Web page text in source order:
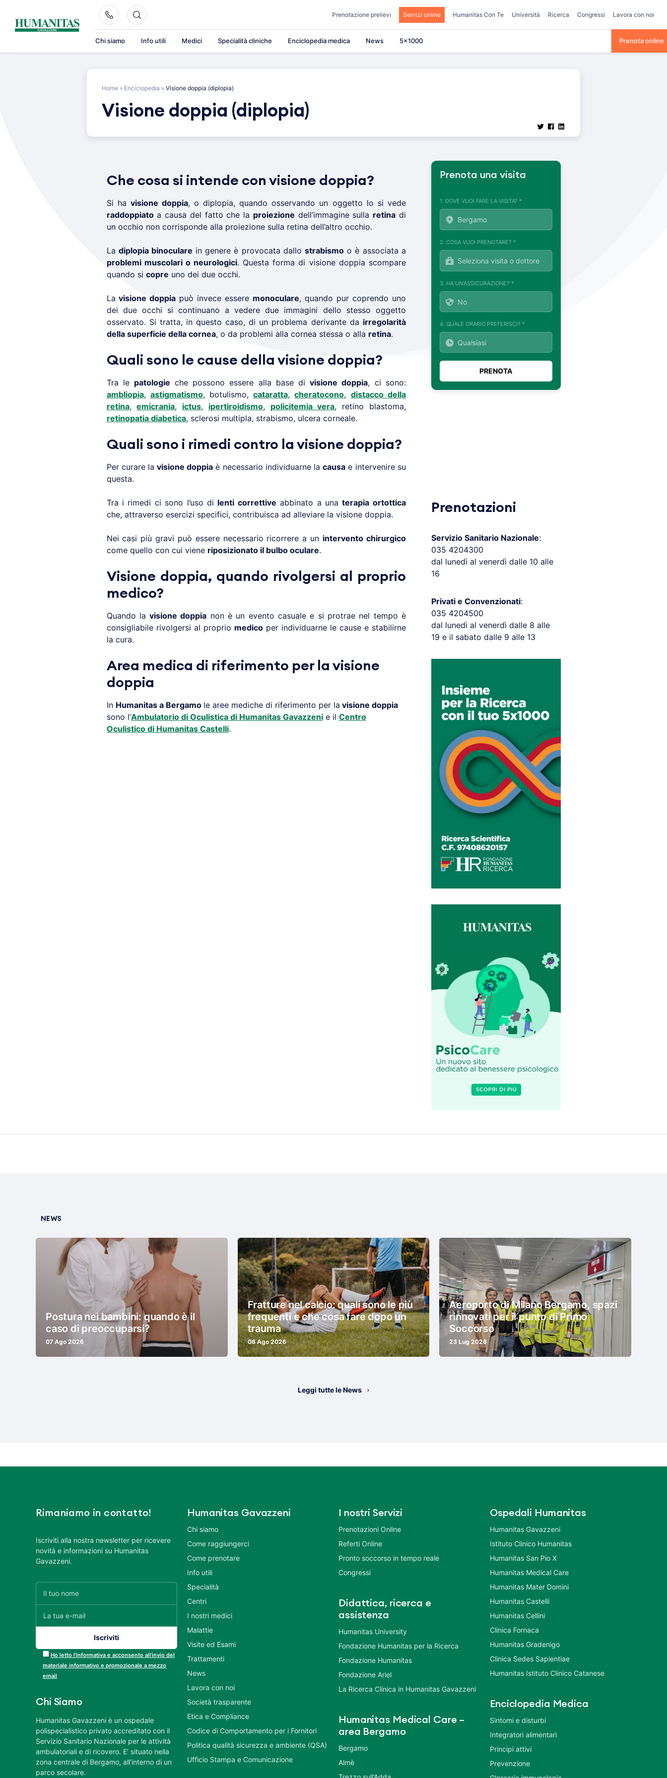
content
Prenotazione prelievi Servizi online Humanitas Con Te Università Ricerca Congressi Lavora con noi
Chi siamo Info utili Medici Specialità cliniche Enciclopedia medica News 5×1000 Prenota online
Home » Enciclopedia » Visione doppia (diplopia)
Visione doppia (diplopia)
Che cosa si intende con visione doppia?
Si ha visione doppia, o diplopia, quando osservando un oggetto lo si vede
raddoppiatoa causa del fatto che la proiezione dell’immagine sulla retina di
un occhio non corrisponde alla proiezione sulla retina dell’altro occhio.
La diplopia binoculare in genere è provocata dallostrabismo o è associata a
problemi muscolari o neurologici. Questa forma di visione doppia scompare
quando si copre uno dei due occhi.
Lavisione doppia può invece essere monoculare, quando pur coprendo uno
dei due occhi si continuano a vedere due immagini dello stesso oggetto
osservato. Si tratta, in questo caso, di un problema derivante da irregolarità
della superficie della cornea, o da problemi alla cornea stessa o alla retina.
Quali sono le cause della visione doppia?
Tra le patologie che possono essere alla base divisione doppia, ci sono:
ambliopia, astigmatismo, botulismo,cataratta,cheratocono, distacco della
retina,emicrania, ictus, ipertiroidismo, policitemia vera, retino blastoma,
retinopatia diabetica, sclerosi multipla, strabismo, ulcera corneale.
Quali sono i rimedi contro la visione doppia?
Per curare lavisione doppia è necessario individuarne lacausa e intervenire su
questa.
Tra i rimedi ci sono l’uso di lenti correttive abbinato a unaterapia ortottica
che, attraverso esercizi specifici, contribuisca ad alleviare la visione doppia.
Nei casi più gravi può essere necessario ricorrere a un intervento chirurgico
come quello con cui viene riposizionato il bulbo oculare.
Visione doppia, quando rivolgersi al proprio
medico?
Quando lavisione doppia non è un evento casuale e si protrae nel tempo è
consigliabile rivolgersi al proprio medicoper individuarne le cause e stabilirne
la cura.
Area medica di riferimento per la visione
doppia
In Humanitas aBergamo le aree mediche di riferimento per la visione doppia
sono l’Ambulatoriodi Oculistica di Humanitas Gavazzenie il Centro
Oculistico di Humanitas Castelli.
Prenota una visita
1. DOVE VUOI FARE LA VISITA? *
2. COSA VUOI PRENOTARE? *
3. HA UN'ASSICURAZIONE? *
4. QUALE ORARIO PREFERISCI? *
Prenotazioni
Servizio Sanitario Nazionale:
035 4204300
dal lunedì al venerdì dalle 10 alle
16
Privati e Convenzionati:
035 4204500
dal lunedì al venerdì dalle 8 alle
19 e il sabato dalle 9 alle 13
NEWS
Postura nei bambini: quando è il
caso di preoccuparsi?
07 Ago 2026
Fratture nel calcio: quali sono le più
frequenti e che cosa fare dopo un
trauma
06 Ago 2026
Aeroporto di Milano Bergamo, spazi
rinnovati per il punto di Primo
Soccorso
23 Lug 2026
Leggi tutte le News
Rimaniamo in contatto!
Iscriviti alla nostra newsletter per ricevere
novità e informazioni su Humanitas
Gavazzeni.
Ho letto l’informativa e acconsento all’invio del
materiale informativo e promozionale a mezzo
email
Chi Siamo
Humanitas Gavazzeni è un ospedale
polispecialistico privato accreditato con il
Servizio Sanitario Nazionale per le attività
ambulatoriali e di ricovero. E’ situato nella
zona centrale di Bergamo, all’interno di un
parco secolare.
Humanitas Gavazzeni
Chi siamo
Come raggiungerci
Come prenotare
Info utili
Specialità
Centri
I nostri medici
Malattie
Visite ed Esami
Trattamenti
News
Lavora con noi
Società trasparente
Etica e Compliance
Codice di Comportamento per i Fornitori
Politica qualità sicurezza e ambiente (QSA)
Ufficio Stampa e Comunicazione
I nostri Servizi
Prenotazioni Online
Referti Online
Pronto soccorso in tempo reale
Congressi
Didattica, ricerca e
assistenza
Humanitas University
Fondazione Humanitas per la Ricerca
Fondazione Humanitas
Fondazione Ariel
La Ricerca Clinica in Humanitas Gavazzeni
Humanitas Medical Care –
area Bergamo
Bergamo
Almè
Ospedali Humanitas
Humanitas Gavazzeni
Istituto Clinico Humanitas
Humanitas San Pio X
Humanitas Medical Care
Humanitas Mater Domini
Humanitas Castelli
Humanitas Cellini
Clinica Fornaca
Humanitas Gradenigo
Clinica Sedes Sapientiae
Humanitas Istituto Clinico Catanese
Enciclopedia Medica
Sintomi e disturbi
Integratori alimentari
Principi attivi
Prevenzione